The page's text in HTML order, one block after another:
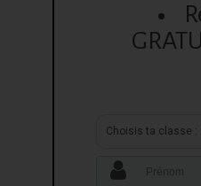
Choisis ta classe :